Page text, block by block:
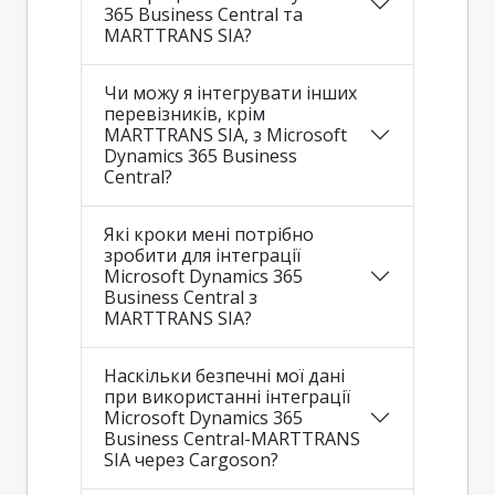
365 Business Central та
MARTTRANS SIA?
Чи можу я інтегрувати інших
перевізників, крім
MARTTRANS SIA, з Microsoft
Dynamics 365 Business
Central?
Які кроки мені потрібно
зробити для інтеграції
Microsoft Dynamics 365
Business Central з
MARTTRANS SIA?
Наскільки безпечні мої дані
при використанні інтеграції
Microsoft Dynamics 365
Business Central-MARTTRANS
SIA через Cargoson?